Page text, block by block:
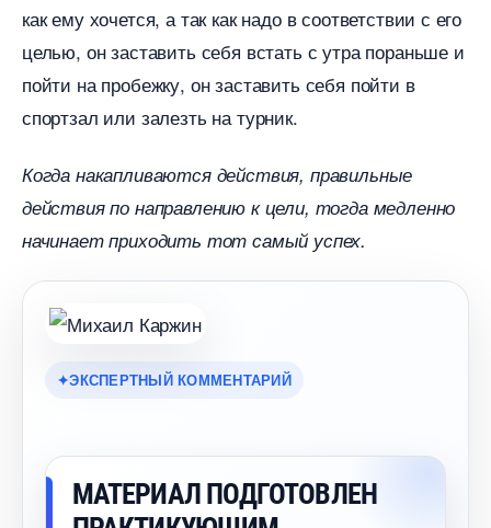
как ему хочется, а так как надо в соответствии с его
целью, он заставить себя встать с утра пораньше и
пойти на пробежку, он заставить себя пойти
спортзал или залезть на турник.
Когда накапливаются действия, правильные
действия по направлению к цели, тогда медленно
начинает приходить тот самый успех.
ЭКСПЕРТНЫЙ КОММЕНТАРИЙ
МАТЕРИАЛ ПОДГОТОВЛЕН